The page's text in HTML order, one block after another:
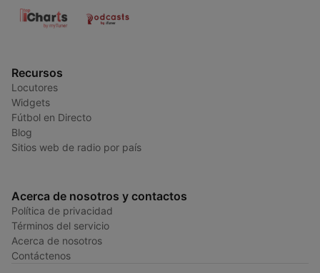
Recursos
Locutores
Widgets
Fútbol en Directo
Blog
Sitios web de radio por país
Acerca de nosotros y contactos
Política de privacidad
Términos del servicio
Acerca de nosotros
Contáctenos